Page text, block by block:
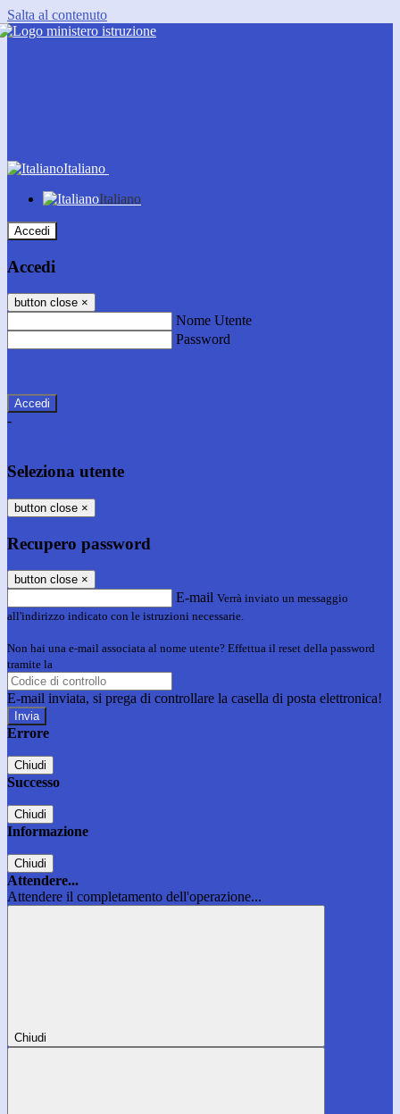
Salta al contenuto
Italiano
Italiano
Accedi
Accedi
button close ×
Nome Utente
Password
-
Seleziona utente
button close ×
Recupero password
button close ×
E-mail Verrà inviato un messaggio
all'indirizzo indicato con le istruzioni necessarie.
Non hai una e-mail associata al nome utente? Effettua il reset della password
tramite la
E-mail inviata, si prega di controllare la casella di posta elettronica!
Errore
Chiudi
Successo
Chiudi
Informazione
Chiudi
Attendere...
Attendere il completamento dell'operazione...
Chiudi